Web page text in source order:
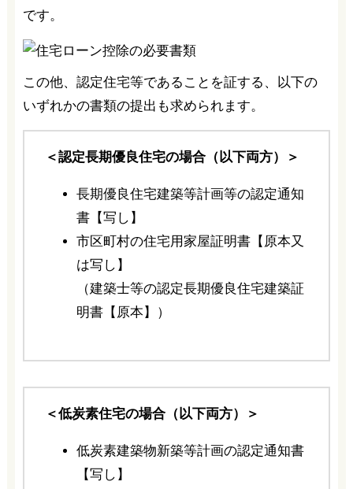
です。
この他、認定住宅等であることを証する、以下の
いずれかの書類の提出も求められます。
＜認定長期優良住宅の場合（以下両方）＞
長期優良住宅建築等計画等の認定通知
書【写し】
市区町村の住宅用家屋証明書【原本又
は写し】
（建築士等の認定長期優良住宅建築証
明書【原本】）
＜低炭素住宅の場合（以下両方）＞
低炭素建築物新築等計画の認定通知書
【写し】